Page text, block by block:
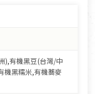
),有機黑豆(台灣/中
機黑糯米,有機蕎麥